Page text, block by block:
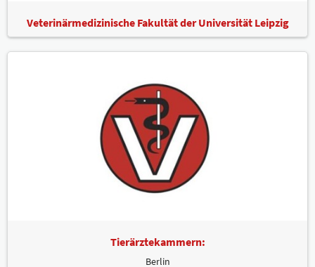
Veterinärmedizinische Fakultät der Universität Leipzig
Tierärztekammern:
Berlin